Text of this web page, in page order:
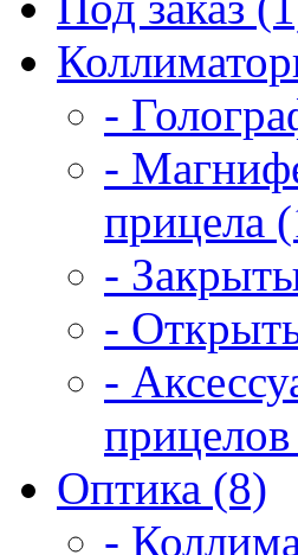
-
-
прицела
-
-
-
Оптика (8)
-